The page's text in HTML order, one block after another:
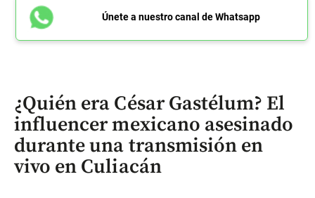
Únete a nuestro canal de Whatsapp
¿Quién era César Gastélum? El
influencer mexicano asesinado
durante una transmisión en
vivo en Culiacán